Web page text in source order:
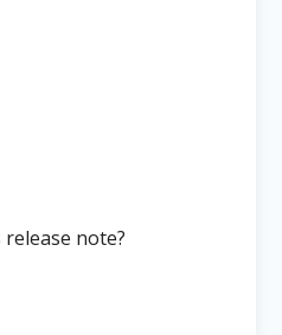
note?